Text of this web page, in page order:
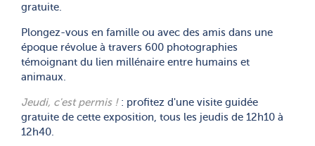
gratuite.
Plongez-vous en famille ou avec des amis dans une
époque révolue à travers 600 photographies
témoignant du lien millénaire entre humains et
animaux.
Jeudi, c'est permis ! : profitez d'une visite guidée
gratuite de cette exposition, tous les jeudis de 12h10 à
12h40.